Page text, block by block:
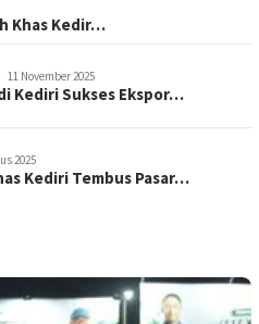
Khas Kedir…
11 November 2025
Kediri Sukses Ekspor…
2025
Kediri Tembus Pasar…